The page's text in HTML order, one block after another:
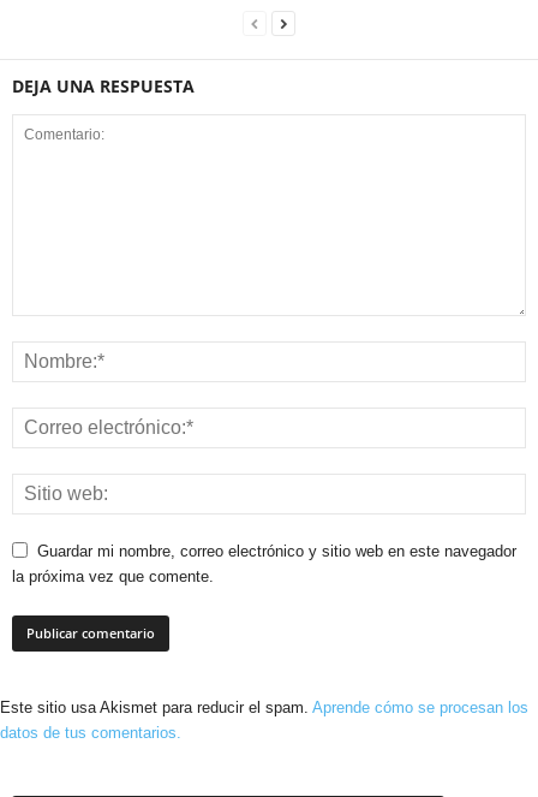
DEJA UNA RESPUESTA
Guardar mi nombre, correo electrónico y sitio web en este navegador
la próxima vez que comente.
Este sitio usa Akismet para reducir el spam. Aprende cómo se procesan los
datos de tus comentarios.